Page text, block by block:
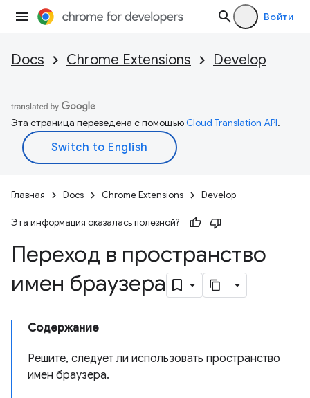
Войти
Docs Chrome Extensions Develop
Эта страница переведена с помощьюCloud Translation API.
Главная Docs Chrome Extensions Develop
Эта информация оказалась полезной?
Переход в пространство
имен браузера
Содержание
Решите, следует ли использовать пространство
имен браузера.